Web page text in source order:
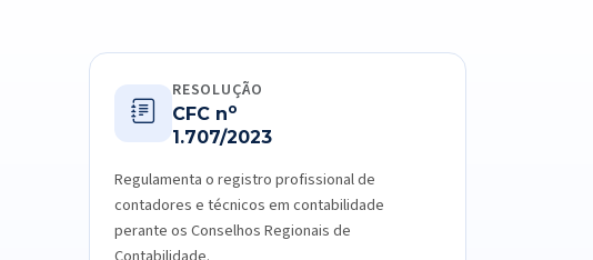
RESOLUÇÃO
CFC no
1.707/2023
Regulamenta o registro profissional de
contadores e técnicos em contabilidade
perante os Conselhos Regionais de